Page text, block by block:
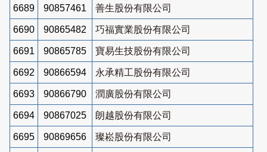
6689 90857461 善生股份有限公司
6690 90865482 巧福實業股份有限公司
6691 90865785 寶易生技股份有限公司
6692 90866594 永承精工股份有限公司
6693 90866790 潤廣股份有限公司
6694 90867025 朗越股份有限公司
6695 90869656 璨崧股份有限公司